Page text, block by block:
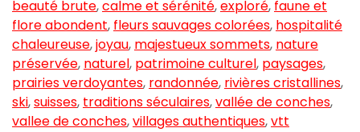
beauté brute,calme et sérénité,exploré, faune et
flore abondent, fleurs sauvages colorées, hospitalité
chaleureuse,joyau, majestueux sommets, nature
préservée, naturel, patrimoine culturel, paysages,
prairies verdoyantes, randonnée, rivières cristallines,
ski,suisses, traditions séculaires,vallée de conches,
vallee de conches,villages authentiques,vtt